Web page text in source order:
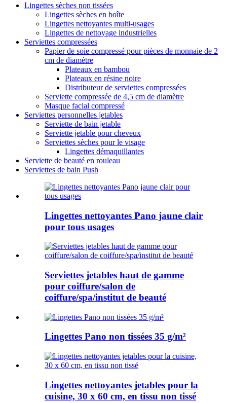
Lingettes sèches non tissées
Lingettes sèches en boîte
Lingettes nettoyantes multi-usages
Lingettes de nettoyage industrielles
Serviettes compressées
Papier de soie compressé pour pièces de monnaie de 2
cm de diamètre
Plateaux en bambou
Plateaux en résine noire
Distributeur de serviettes compressées
Serviette compressée de 4,5 cm de diamètre
Masque facial compressé
Serviettes personnelles jetables
Serviette de bain jetable
Serviette jetable pour cheveux
Serviettes sèches pour le visage
Lingettes démaquillantes
Serviette de beauté en rouleau
Serviettes de bain Push
Lingettes nettoyantes Pano jaune clair
pour tous usages
Serviettes jetables haut de gamme
pour coiffure/salon de
coiffure/spa/institut de beauté
Lingettes Pano non tissées 35 g/m²
Lingettes nettoyantes jetables pour la
cuisine, 30 x 60 cm, en tissu non tissé